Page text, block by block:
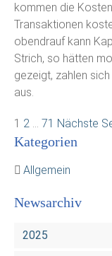
kommen die
Transaktionen
obendrauf kann
Strich, so hätten
gezeigt, zahlen
aus.
1 2 … 71 Nächste
Kategorien
Allgemein
Newsarchiv
2025